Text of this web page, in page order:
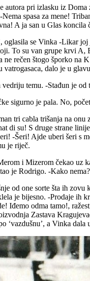
pri izlasku iz
spasa za mene!
A ja san u Glas koncila
se Vinka -Likar
To su van grupe krvi
rečen štogo šporko na
vatrogasaca, dalo je u
temu. -Stađun je
sigurno je pala. No,
tri cabla trišanja na
di su! S druge strane
-Šeri! Ajde uberi šeri s
je riječ.
i Mizerom čekao uz
je Rodrigo. -Kako
od one sorte šta ih
je bijesno. -Prodaje ih
Iđemo odma tamo!,
Zastava
‘vazdušnu’, a Vinka